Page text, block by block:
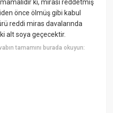
ki, mirası reddetmiş
önce ölmüş gibi kabul
reddi miras davalarında
alt soya geçecektir.
tamamını burada okuyun: